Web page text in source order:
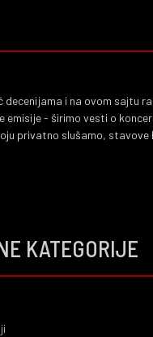
decenijama i na ovom sajtu
emisije - širimo vesti o
privatno slušamo, stavove
KATEGORIJE